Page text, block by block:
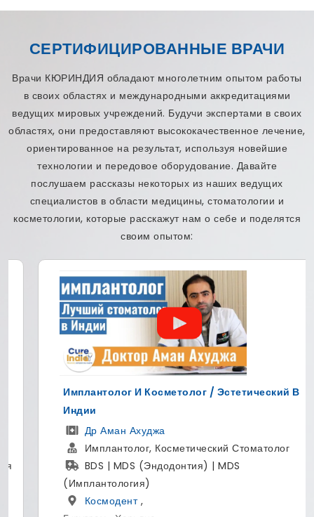
СЕРТИФИЦИРОВАННЫЕ ВРАЧИ
Врачи КЮРИНДИЯ обладают многолетним опытом работы
в своих областях и международными аккредитациями
ведущих мировых учреждений. Будучи экспертами в своих
областях, они предоставляют высококачественное лечение,
ориентированное на результат, используя новейшие
технологии и передовое оборудование. Давайте
послушаем рассказы некоторых из наших ведущих
специалистов в области медицины, стоматологии и
косметологии, которые расскажут нам о себе и поделятся
своим опытом:
Имплантолог И Косметолог / Эстетический В
Индии
Др Аман Ахуджа
Имплантолог, Косметический Стоматолог
BDS | MDS (Эндодонтия) | MDS
(Имплантология)
Космодент,